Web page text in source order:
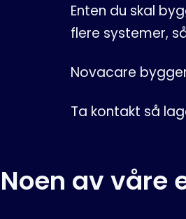
Enten du skal
flere systemer,
Novacare
Ta kontakt så
Noen av våre